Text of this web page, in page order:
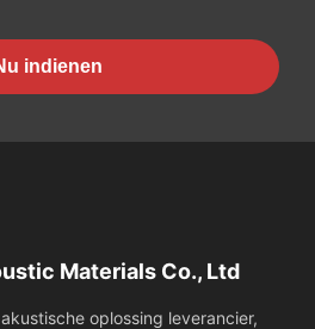
indienen
Materials Co., Ltd
oplossing leverancier,